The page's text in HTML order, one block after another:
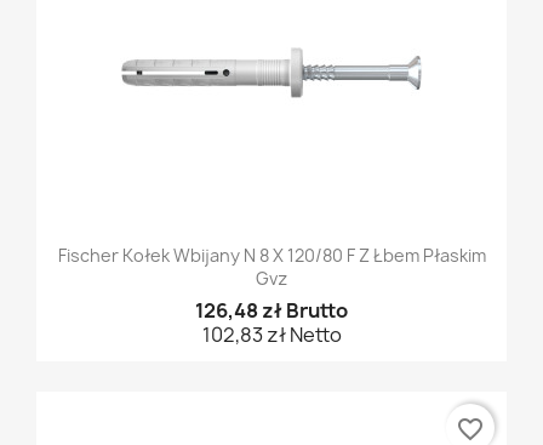
Fischer Kołek Wbijany N 8 X 120/80 F Z Łbem Płaskim
Gvz
126,48 zł Brutto
102,83 zł Netto
favorite_border